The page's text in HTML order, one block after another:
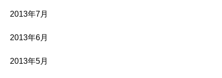
2013年7月
2013年6月
2013年5月